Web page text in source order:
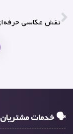
🗣 خدمات مشتریان